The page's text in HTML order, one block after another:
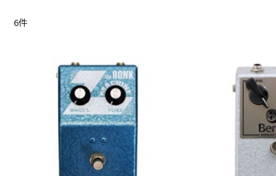
キーボード 電子
DJ機器 DTM
6件